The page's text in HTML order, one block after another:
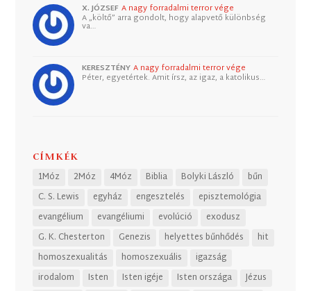
X. JÓZSEF A nagy forradalmi terror vége
A „költő” arra gondolt, hogy alapvető különbség
va…
KERESZTÉNY A nagy forradalmi terror vége
Péter, egyetértek. Amit írsz, az igaz, a katolikus…
CÍMKÉK
1Móz 2Móz 4Móz Biblia Bolyki László
bűn
C. S. Lewis
egyház engesztelés
episztemológia
evangélium
evangéliumi evolúció
exodusz
G. K. Chesterton
Genezis helyettes bűnhődés
hit
homoszexualitás
homoszexuális
igazság
irodalom
Isten Isten igéje Isten országa
Jézus